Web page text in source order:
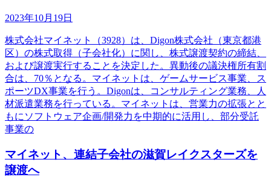
2023年10月19日
株式会社マイネット（3928）は、Digon株式会社（東京都港
区）の株式取得（子会社化）に関し、株式譲渡契約の締結、
および譲渡実行することを決定した。異動後の議決権所有割
合は、70％となる。マイネットは、ゲームサービス事業、ス
ポーツDX事業を行う。Digonは、コンサルティング業務、人
材派遣業務を行っている。マイネットは、営業力の拡張とと
もにソフトウェア企画/開発力を中期的に活用し、部分受託
事業の
マイネット、連結子会社の滋賀レイクスターズを
譲渡へ